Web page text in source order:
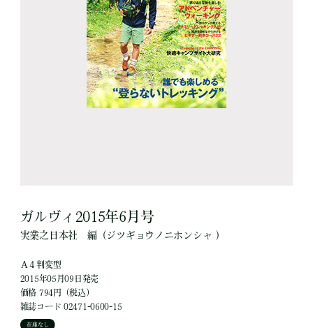
ガルヴィ2015年6月号
実業之日本社 編（ジツギョウノニホンシャ ）
Ａ４判変型
2015年05月09日発売
価格 794円（税込）
雑誌コード 02471-0600-15
在庫なし